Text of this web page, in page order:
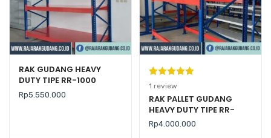
RAK GUDANG HEAVY
DUTY TIPE RR-1000
Rp5.550.000
Peringkat
5.00dari 5
berdasarka
n
1
penilaian
1 review
RAK PALLET GUDANG
HEAVY DUTY TIPE RR-
2000 KAPASITAS 2 TON /
LEVEL
Rp4.000.000